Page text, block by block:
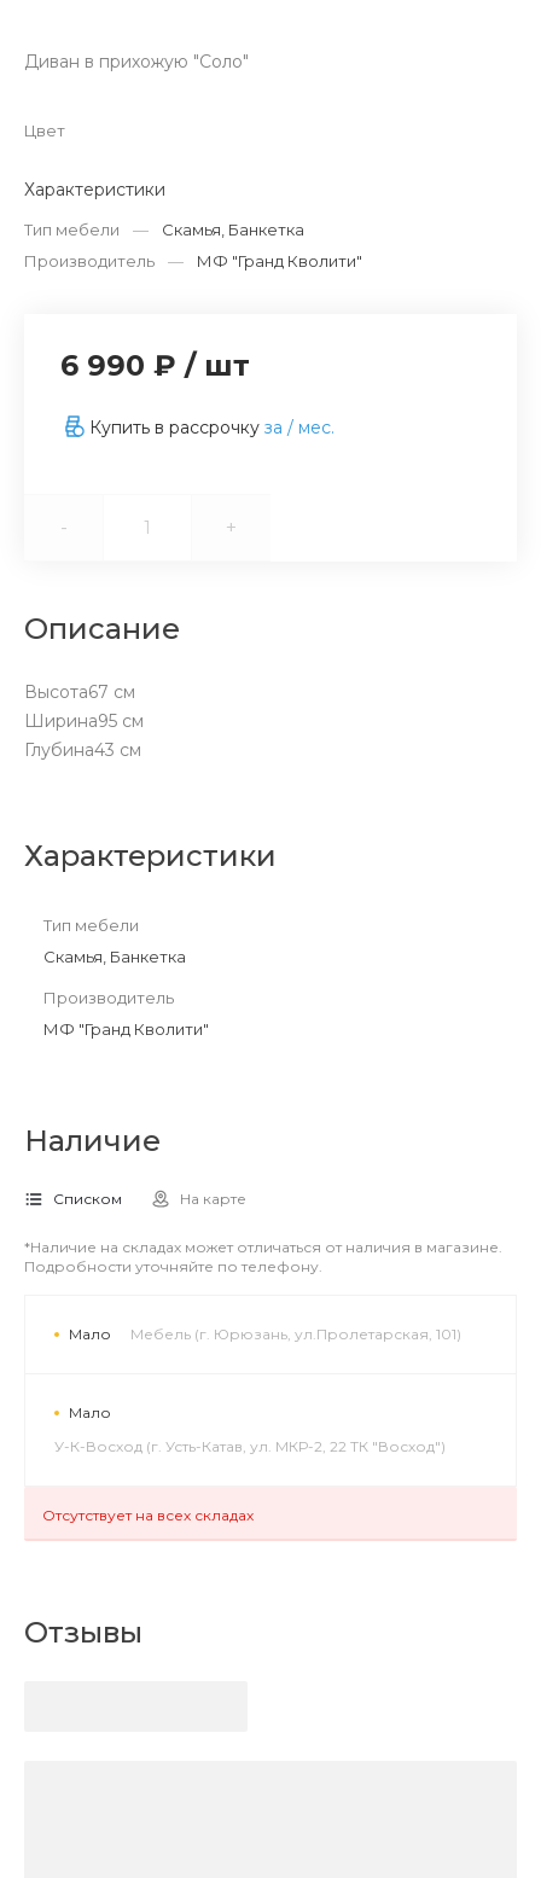
Диван в прихожую "Соло"
Цвет
Характеристики
Тип мебели —
Скамья, Банкетка
Производитель
— МФ "Гранд Кволити"
6 990 ₽ / шт
Купить в рассрочку за / мес.
- +
Описание
Высота67 см
Ширина95 см
Глубина43 см
Характеристики
Тип мебели
Скамья, Банкетка
Производитель
МФ "Гранд Кволити"
Наличие
Списком На карте
*Наличие на складах может отличаться от наличия в магазине.
Подробности уточняйте по телефону.
Мало Мебель (г. Юрюзань, ул.Пролетарская, 101)
Мало
У-К-Восход (г. Усть-Катав, ул. МКР-2, 22 ТК "Восход")
Отсутствует на всех складах
Отзывы